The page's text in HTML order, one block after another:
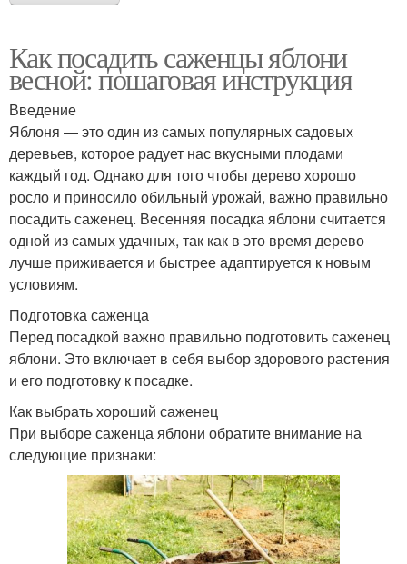
Как посадить саженцы яблони
весной: пошаговая инструкция
Введение
Яблоня — это один из самых популярных садовых
деревьев, которое радует нас вкусными плодами
каждый год. Однако для того чтобы дерево хорошо
росло и приносило обильный урожай, важно правильно
посадить саженец. Весенняя посадка яблони считается
одной из самых удачных, так как в это время дерево
лучше приживается и быстрее адаптируется к новым
условиям.
Подготовка саженца
Перед посадкой важно правильно подготовить саженец
яблони. Это включает в себя выбор здорового растения
и его подготовку к посадке.
Как выбрать хороший саженец
При выборе саженца яблони обратите внимание на
следующие признаки: